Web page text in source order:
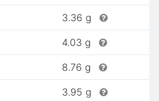
3.36 g
4.03 g
8.76 g
3.95 g